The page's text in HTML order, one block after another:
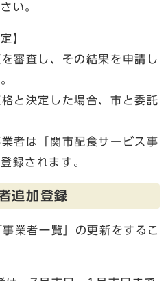
い。
】
審査し、その結果を申請し
と決定した場合、市と委託
者は「関市配食サービス事
録されます。
追加登録
業者一覧」の更新をするこ